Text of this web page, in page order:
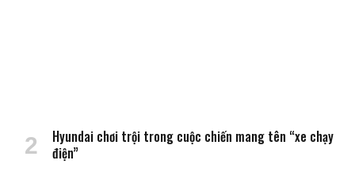
Hyundai chơi trội trong cuộc chiến mang tên “xe chạy
điện”